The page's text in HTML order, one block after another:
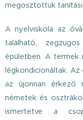
megosztottuk
A nyelviskola az
található,
épületben. A termek
légkondicionáltak.
az újonnan érkező
németek és
ismertetve a